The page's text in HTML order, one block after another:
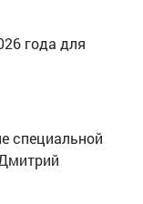
года для
специальной